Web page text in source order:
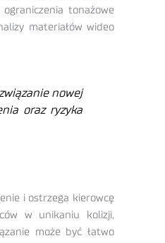
tonażowe
materiałów wideo
nowej
oraz ryzyka
i ostrzega kierowcę
w unikaniu kolizji,
może być łatwo